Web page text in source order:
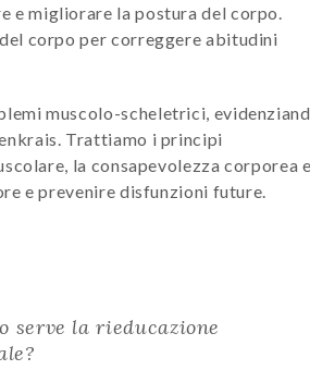
e migliorare la postura del corpo.
corpo per correggere abitudini
muscolo-scheletrici,
Trattiamo i principi
la consapevolezza corporea
e prevenire disfunzioni future.
serve la rieducazione